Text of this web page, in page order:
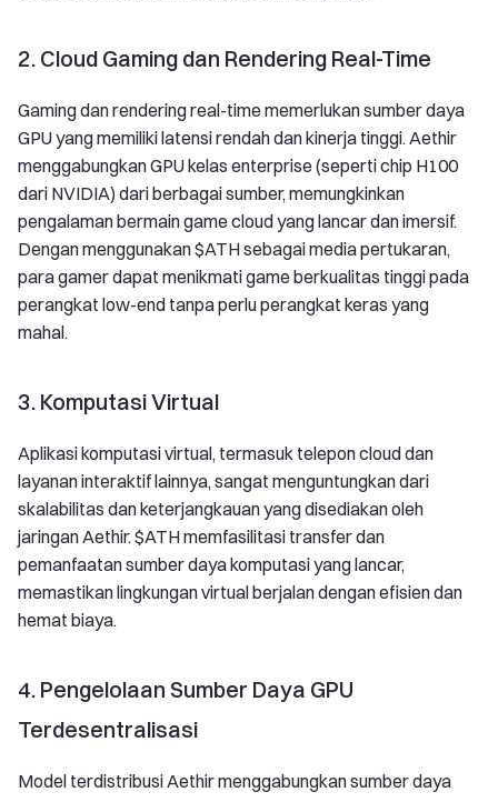
2. Cloud Gaming dan Rendering Real-Time
Gaming dan rendering real-time memerlukan sumber daya
GPU yang memiliki latensi rendah dan kinerja tinggi. Aethir
menggabungkan GPU kelas enterprise (seperti chip H100
dari NVIDIA) dari berbagai sumber, memungkinkan
pengalaman bermain game cloud yang lancar dan imersif.
Dengan menggunakan $ATH sebagai media pertukaran,
para gamer dapat menikmati game berkualitas tinggi pada
perangkat low-end tanpa perlu perangkat keras yang
mahal.
3. Komputasi Virtual
Aplikasi komputasi virtual, termasuk telepon cloud dan
layanan interaktif lainnya, sangat menguntungkan dari
skalabilitas dan keterjangkauan yang disediakan oleh
jaringan Aethir. $ATH memfasilitasi transfer dan
pemanfaatan sumber daya komputasi yang lancar,
memastikan lingkungan virtual berjalan dengan efisien dan
hemat biaya.
4. Pengelolaan Sumber Daya GPU
Terdesentralisasi
Model terdistribusi Aethir menggabungkan sumber daya